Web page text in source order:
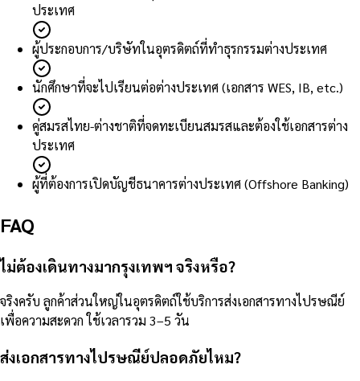
ประเทศ
ผู้ประกอบการ/บริษัทในอุตรดิตถ์ที่ทำธุรกรรมต่างประเทศ
นักศึกษาที่จะไปเรียนต่อต่างประเทศ (เอกสาร WES, IB, etc.)
คู่สมรสไทย-ต่างชาติที่จดทะเบียนสมรสและต้องใช้เอกสารต่าง
ประเทศ
ผู้ที่ต้องการเปิดบัญชีธนาคารต่างประเทศ (Offshore Banking)
FAQ
ไม่ต้องเดินทางมากรุงเทพฯ จริงหรือ?
จริงครับ ลูกค้าส่วนใหญ่ในอุตรดิตถ์ใช้บริการส่งเอกสารทางไปรษณีย์
เพื่อความสะดวก ใช้เวลารวม 3–5 วัน
ส่งเอกสารทางไปรษณีย์ปลอดภัยไหม?